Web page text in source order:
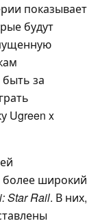
показывает
будут
быть за
Ugreen x
более широкий
Star Rail. В них,